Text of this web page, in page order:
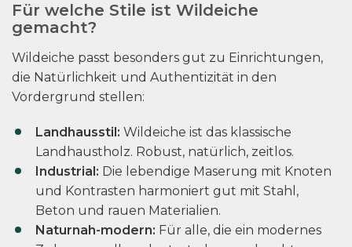
Für welche Stile ist Wildeiche
gemacht?
Wildeiche passt besonders gut zu Einrichtungen,
die Natürlichkeit und Authentizität in den
Vordergrund stellen:
Landhausstil: Wildeiche ist das klassische
Landhaustholz. Robust, natürlich, zeitlos.
Industrial: Die lebendige Maserung mit Knoten
und Kontrasten harmoniert gut mit Stahl,
Beton und rauen Materialien.
Naturnah-modern: Für alle, die ein modernes